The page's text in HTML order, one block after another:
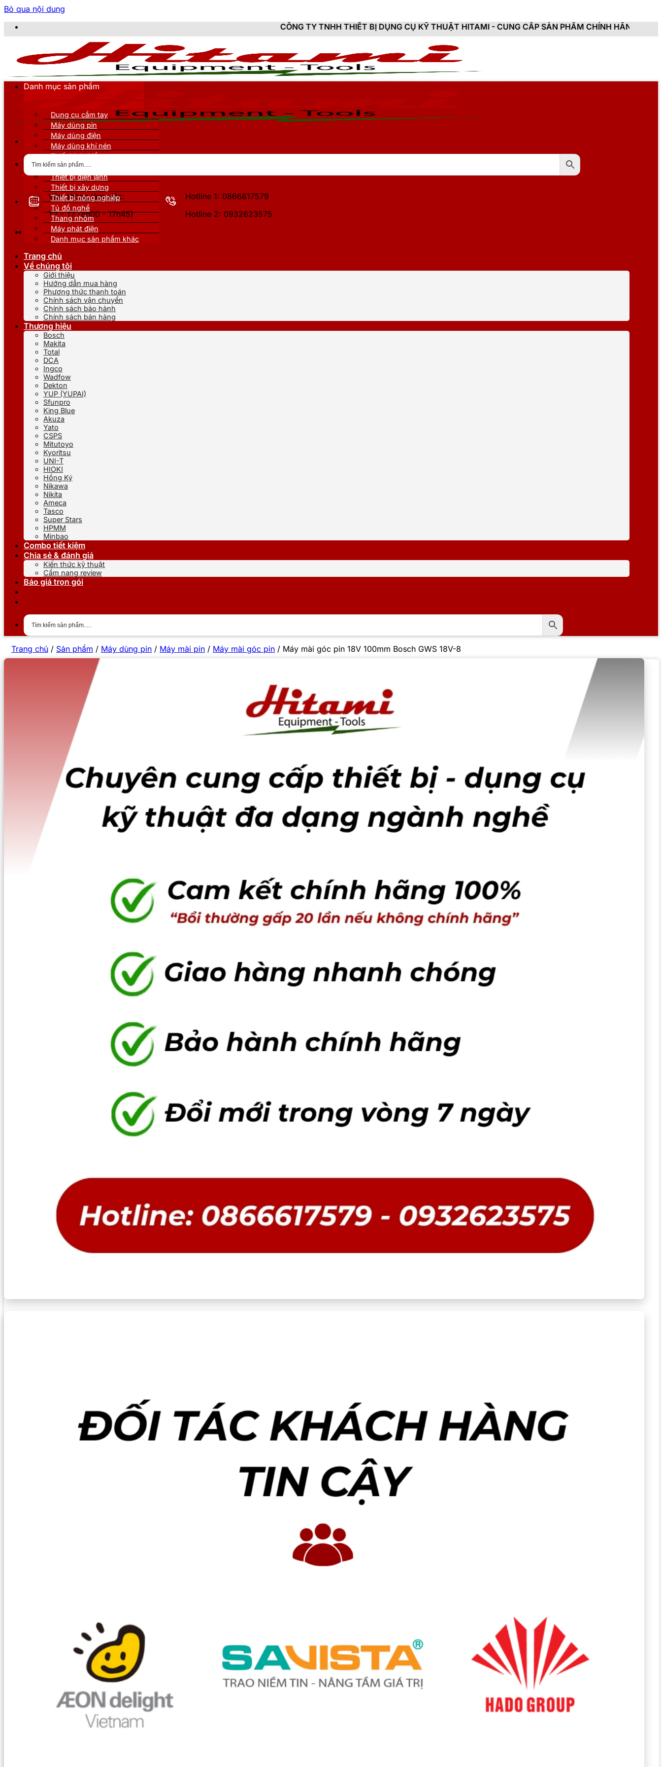
Bỏ qua nội dung
CÔNG TY TNHH THIẾT BỊ DỤNG CỤ KỸ THUẬT HITAMI - CUNG CẤP SẢN PHẨM CHÍNH HÃNG, MỚI 100%, ĐẦY ĐỦ
Văn phòng làm việc:
T2 - T7 (8h00 - 17h45)
Hotline 1: 0866617579
Hotline 2: 0932623575
Danh mục sản phẩm
Dụng cụ cầm tay
Máy dùng pin
Máy dùng điện
Máy dùng khí nén
Thiết bị đo kiểm
Thiết bị nâng đỡ
Thiết bị điện lạnh
Thiết bị xây dựng
Thiết bị nông nghiệp
Tủ đồ nghề
Thang nhôm
Máy phát điện
Danh mục sản phẩm khác
Trang chủ
Về chúng tôi
Giới thiệu
Hướng dẫn mua hàng
Phương thức thanh toán
Chính sách vận chuyển
Chính sách bảo hành
Chính sách bán hàng
Thương hiệu
Bosch
Makita
Total
DCA
Ingco
Wadfow
Dekton
YUP (YUPAI)
Sfunpro
King Blue
Akuza
Yato
CSPS
Mitutoyo
Kyoritsu
UNI-T
HIOKI
Hồng Ký
Nikawa
Nikita
Ameca
Tasco
Super Stars
HPMM
Minbao
Combo tiết kiệm
Chia sẻ & đánh giá
Kiến thức kỹ thuật
Cẩm nang review
Báo giá trọn gói
Trang chủ / Sản phẩm / Máy dùng pin / Máy mài pin / Máy mài góc pin / Máy mài góc pin 18V 100mm Bosch GWS 18V-8